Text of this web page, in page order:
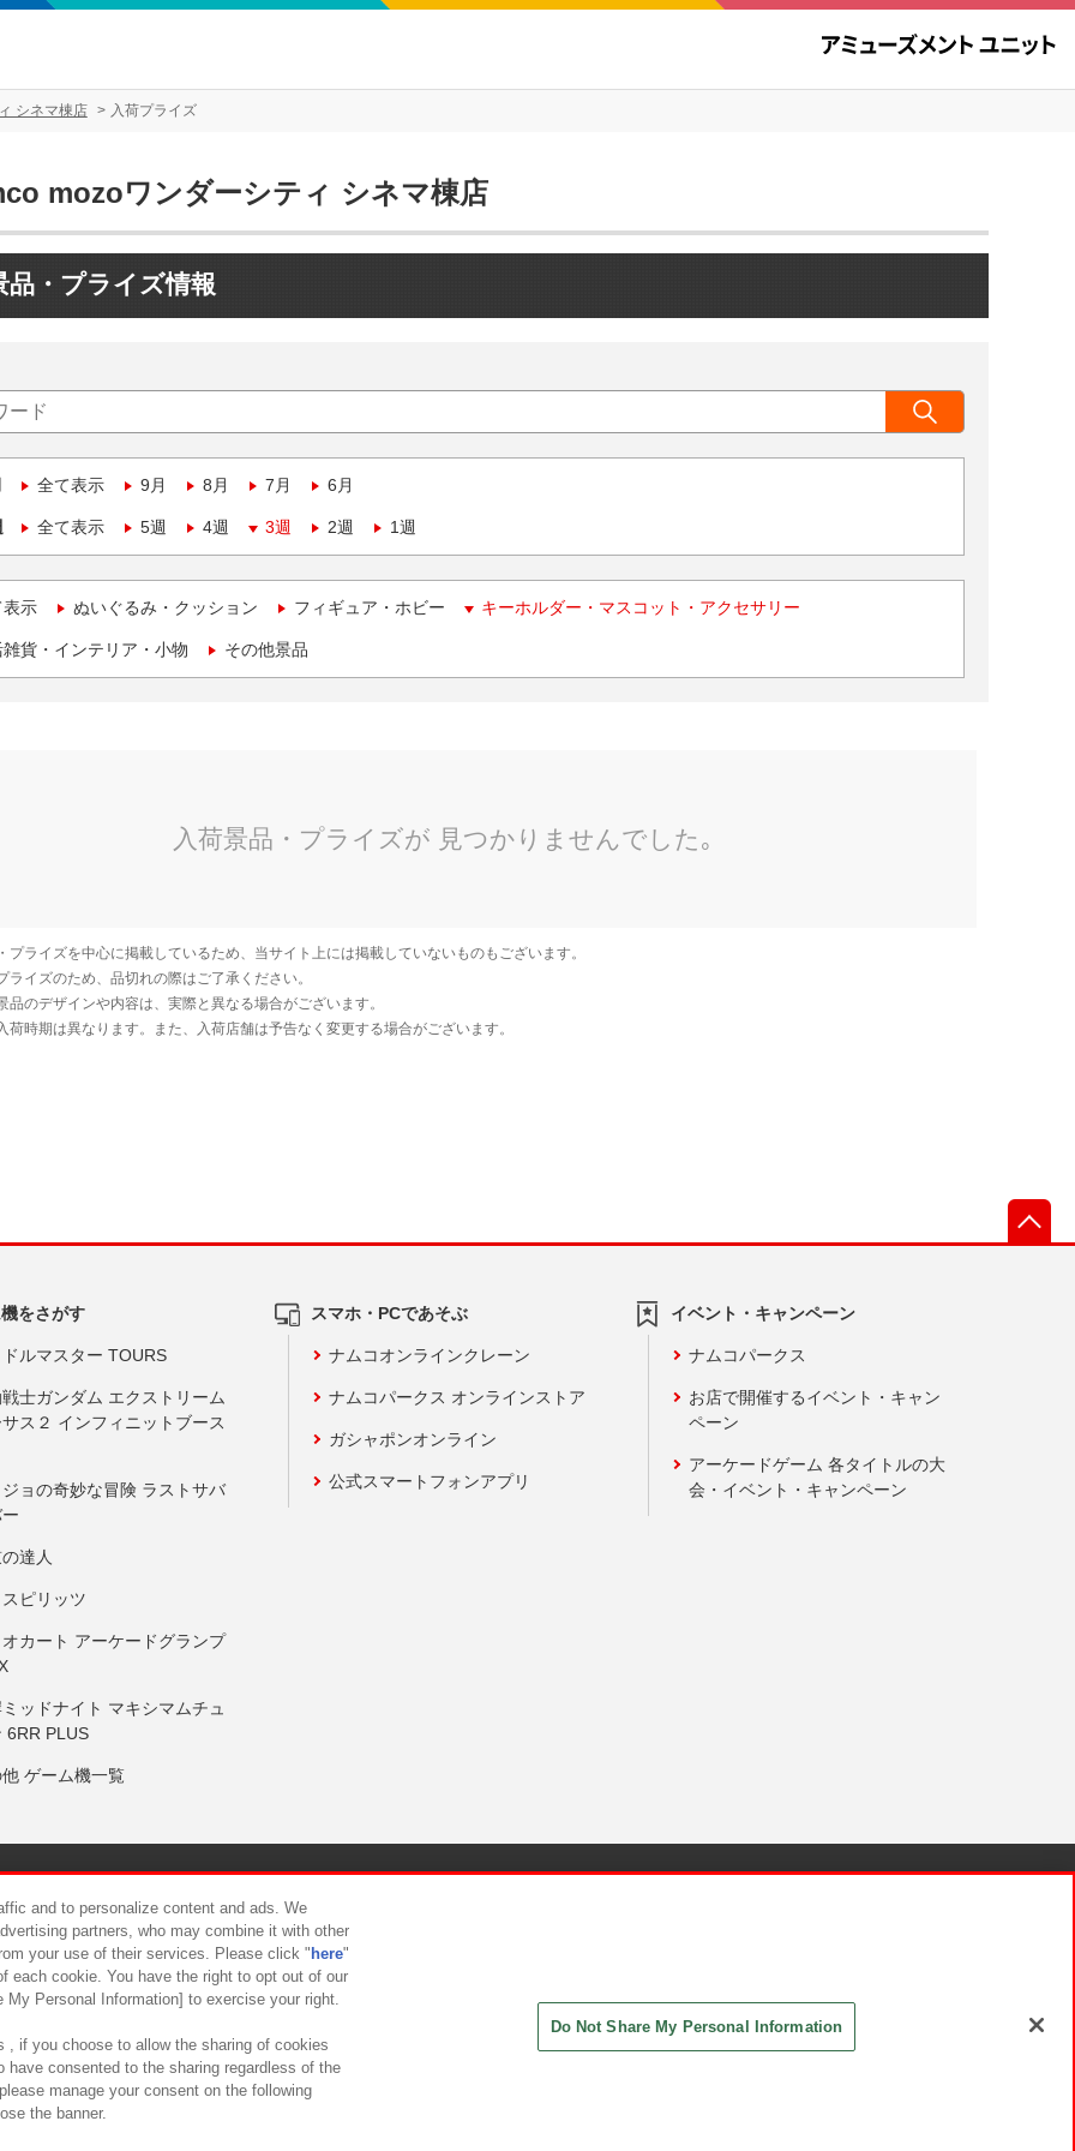
シネマ棟店 入荷プライズ
mozoワンダーシティ シネマ棟店
品・プライズ情報
全て表示 9月 8月 7月 6月
全て表示 5週 4週 3週 2週 1週
表示 ぬいぐるみ・クッション フィギュア・ホビー キーホルダー・マスコット・アクセサリー
貨・インテリア・小物 その他景品
をさがす
ルマスター TOURS
士ガンダム エクストリーム
ス２ インフィニットブース
ョの奇妙な冒険 ラストサバ
達人
ピリッツ
カート アーケードグランプ
ッドナイト マキシマムチュ
6RR PLUS
ゲーム機一覧
スマホ・PCであそぶ
ナムコオンラインクレーン
ナムコパークス オンラインストア
ガシャポンオンライン
公式スマートフォンアプリ
イベント・キャンペーン
ナムコパークス
お店で開催するイベント・キャン
ペーン
アーケードゲーム 各タイトルの大
会・イベント・キャンペーン
について カスタマーハラスメント対応方針
and to personalize content and ads. We
partners, who may combine it with other
your use of their services. Please click " here"
each cookie. You have the right to opt out of our
Personal Information] to exercise your right.
, if you choose to allow the sharing of cookies
have consented to the sharing regardless of the
manage your consent on the following
the banner.
Do Not Share My Personal Information